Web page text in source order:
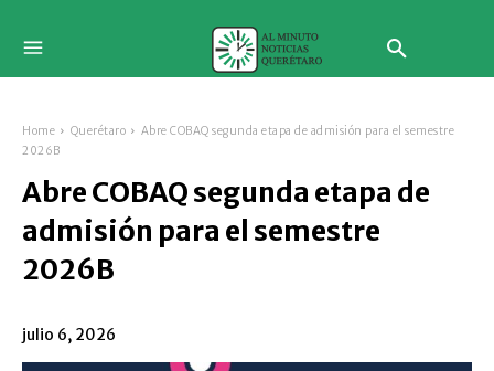
Home Querétaro
Abre COBAQ segunda etapa de admisión para el semestre
2026B
Abre COBAQ segunda etapa de
admisión para el semestre
2026B
julio 6, 2026